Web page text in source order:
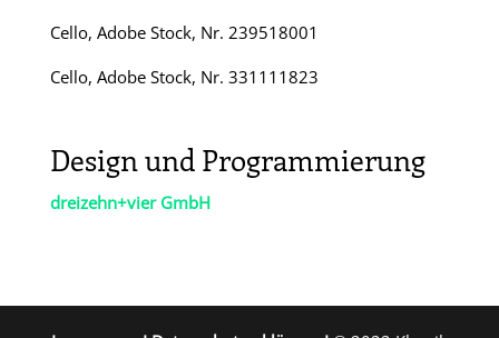
Cello, Adobe Stock, Nr. 239518001
Cello, Adobe Stock, Nr. 331111823
Design und Programmierung
dreizehn+vier GmbH